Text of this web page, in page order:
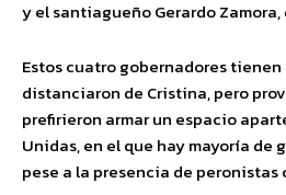
y el santiagueño Gerardo
Estos cuatro gobernadores tienen
distanciaron de Cristina, pero
prefirieron armar un espacio
Unidas, en el que hay mayoría de
pese a la presencia de peronistas